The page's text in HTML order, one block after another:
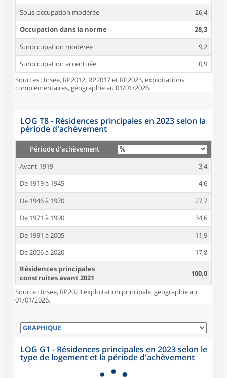
Sous-occupation modérée
26,4
Occupation dans la norme
28,3
Suroccupation modérée
9,2
Suroccupation accentuée
0,9
Sources : Insee, RP2012, RP2017 et RP2023, exploitations
complémentaires, géographie au 01/01/2026.
LOG T8 - Résidences principales en 2023 selon la
période d'achèvement
Période d'achèvement
Avant 1919
3,4
De 1919 à 1945
4,6
De 1946 à 1970
27,7
De 1971 à 1990
34,6
De 1991 à 2005
11,9
De 2006 à 2020
17,8
Résidences principales
construites avant 2021
100,0
Source : Insee, RP2023 exploitation principale, géographie au
01/01/2026.
LOG G1 - Résidences principales en 2023 selon le
type de logement et la période d'achèvement